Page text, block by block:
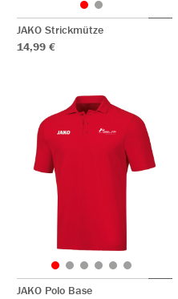
JAKO Strickmütze
14,99 €
JAKO Polo Base